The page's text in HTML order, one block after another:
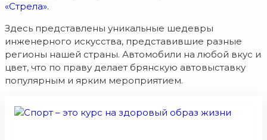
«Стрела».
Здесь представлены уникальные шедевры
инженерного искусства, представившие разные
регионы нашей страны. Автомобили на любой вкус и
цвет, что по праву делает брянскую автовыставку
популярным и ярким мероприятием.